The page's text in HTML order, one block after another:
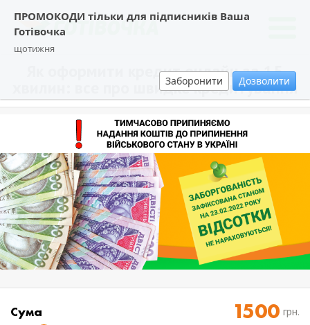
ПРОМОКОДИ тільки для підписників Ваша
Готівочка
щотижня
Заборонити Дозволити
Як оформити кредит онлайн за 15
хвилин: все про швидке кредитування
Cума грн.